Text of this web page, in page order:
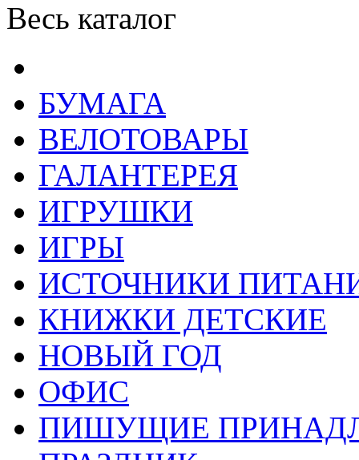
Весь каталог
БУМАГА
ВЕЛОТОВАРЫ
ГАЛАНТЕРЕЯ
ИГРУШКИ
ИГРЫ
ИСТОЧНИКИ
КНИЖКИ ДЕТСКИЕ
НОВЫЙ ГОД
ОФИС
ПИШУЩИЕ